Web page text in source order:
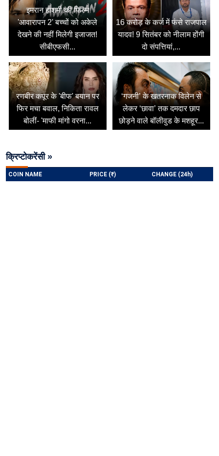
इमरान हाशमी की फिल्म
'आवारापन 2' बच्चों को अकेले
देखने की नहीं मिलेगी इजाजत!
सीबीएफसी...
16 करोड़ के कर्ज में फंसे राजपाल
यादव! 9 सितंबर को नीलाम होंगी
दो संपत्तियां,...
रणबीर कपूर के 'बीफ' बयान पर
फिर मचा बवाल, निकिता रावल
बोलीं- 'माफी मांगो वरना...
‘गजनी’ के खतरनाक विलेन से
लेकर ‘छावा’ तक दमदार छाप
छोड़ने वाले बॉलीवुड के मशहूर...
क्रिप्टोकरेंसी »